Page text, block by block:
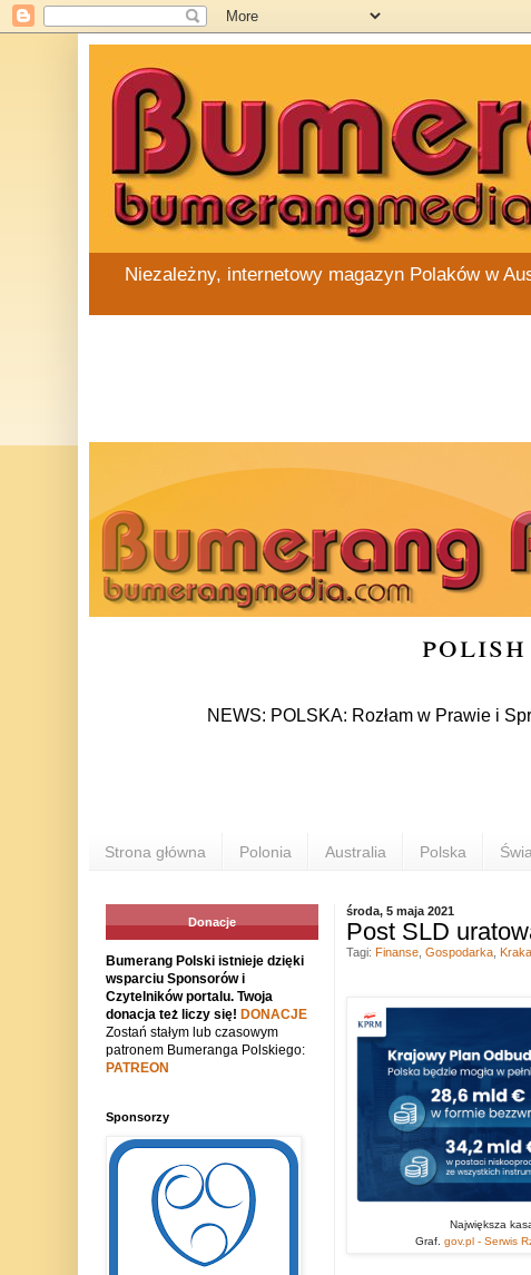
Niezależny, internetowy magazyn Polaków w
NEWS: POLSKA: Rozłam w Prawie i
Strona główna Polonia Australia Polska
środa, 5 maja 2021
Post SLD
Największa
Graf. gov.pl - Serwis
Tagi: Finanse, Gospodarka,
Donacje
Bumerang Polski istnieje dzięki
wsparciu Sponsorów i
Czytelników portalu. Twoja
donacja też liczy się! DONACJE
Zostań stałym lub czasowym
patronem Bumeranga Polskiego:
PATREON
Sponsorzy